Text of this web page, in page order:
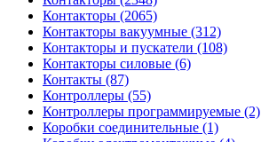
Контакторы (2065)
Контакторы вакуумные (312)
Контакторы и пускатели (108)
Контакторы силовые (6)
Контакты (87)
Контроллеры (55)
Контроллеры программируемые (2)
Коробки соединительные (1)